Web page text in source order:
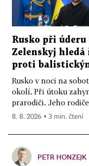
Rusko při
Zelenskyj hledá
proti
Rusko v noci na
okolí. Při útoku
prarodiči. Jeho
8. 8. 2026 ▪ 3 min. čtení
PETR HONZEJK